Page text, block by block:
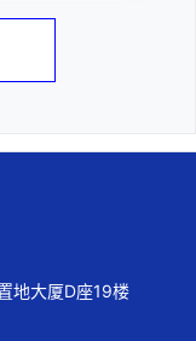
地大厦D座19楼